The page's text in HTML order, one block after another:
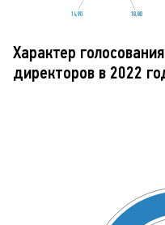
18 80
14,90
Характер
директоров в 2022